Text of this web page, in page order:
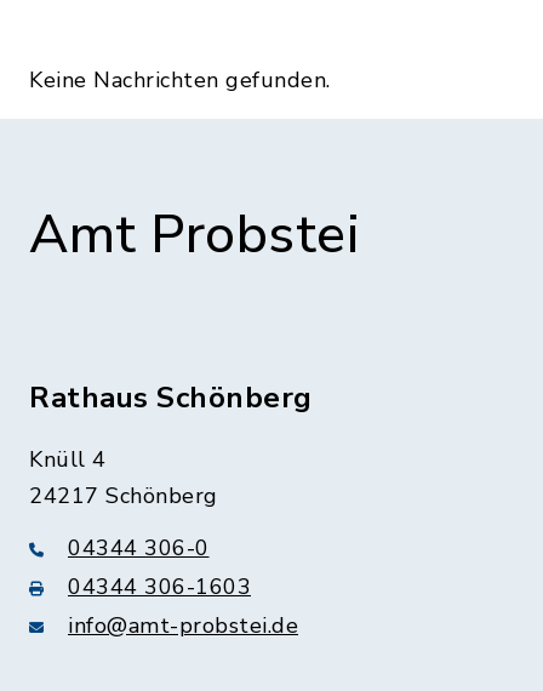
Keine Nachrichten gefunden.
Amt Probstei
Rathaus Schönberg
Knüll 4
24217 Schönberg
04344 306-0
04344 306-1603
info@amt-probstei.de